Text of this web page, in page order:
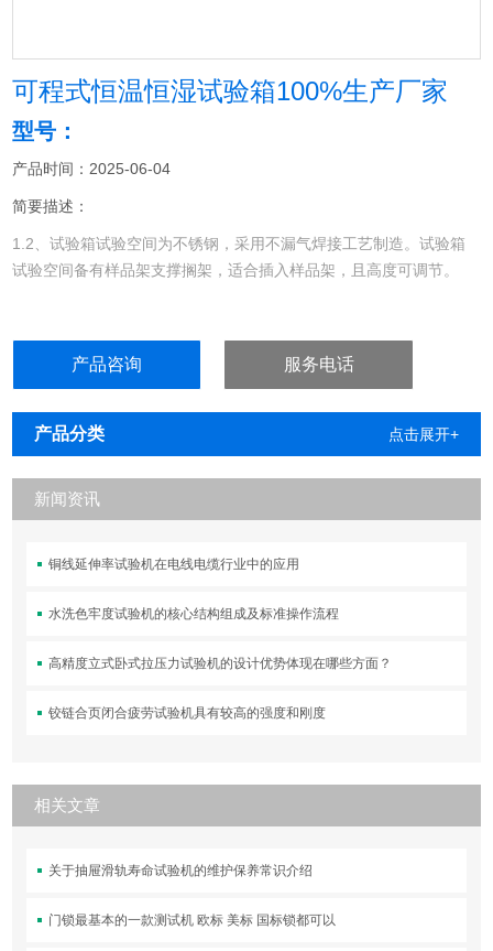
可程式恒温恒湿试验箱100%生产厂家
型号：
产品时间：2025-06-04
简要描述：
1.2、试验箱试验空间为不锈钢，采用不漏气焊接工艺制造。试验箱
试验空间备有样品架支撑搁架，适合插入样品架，且高度可调节。
产品咨询 服务电话
产品分类 点击展开+
新闻资讯
铜线延伸率试验机在电线电缆行业中的应用
水洗色牢度试验机的核心结构组成及标准操作流程
高精度立式卧式拉压力试验机的设计优势体现在哪些方面？
铰链合页闭合疲劳试验机具有较高的强度和刚度
相关文章
关于抽屉滑轨寿命试验机的维护保养常识介绍
门锁最基本的一款测试机 欧标 美标 国标锁都可以